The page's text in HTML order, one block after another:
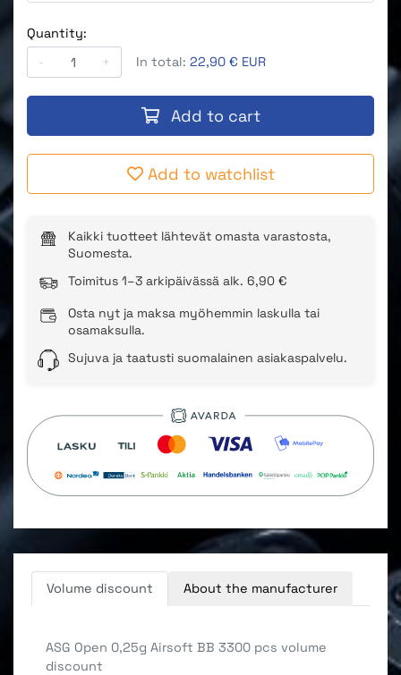
Quantity:
-
+ In total: 22,90 € EUR
Add to cart
Add to watchlist
Kaikki tuotteet lähtevät omasta varastosta,
Suomesta.
Toimitus 1–3 arkipäivässä alk. 6,90 €
Osta nyt ja maksa myöhemmin laskulla tai
osamaksulla.
Sujuva ja taatusti suomalainen asiakaspalvelu.
Volume discount About the manufacturer
ASG Open 0,25g Airsoft BB 3300 pcs volume
discount